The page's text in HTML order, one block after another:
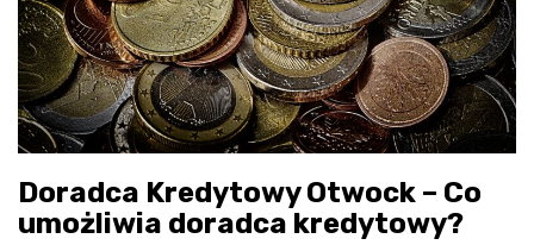
Doradca Kredytowy Otwock – Co
umożliwia doradca kredytowy?